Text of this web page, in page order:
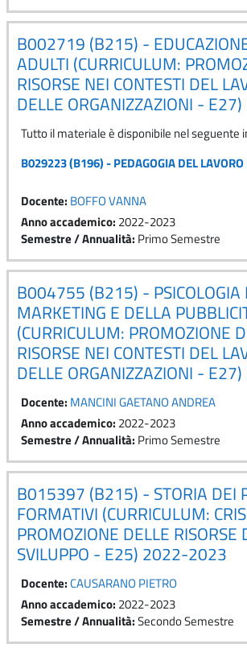
B002719 (B215) -
ADULTI (CURRICULUM:
RISORSE NEI CONTESTI DEL
DELLE ORGANIZZAZIONI -
Tutto il materiale è disponibile nel seguente
B029223 (B196) - PEDAGOGIA DEL
Docente: BOFFO VANNA
Anno accademico: 2022-2023
Semestre / Annualità: Primo Semestre
B004755 (B215) - PSICOLOGIA
MARKETING E DELLA
(CURRICULUM: PROMOZIONE
RISORSE NEI CONTESTI DEL
DELLE ORGANIZZAZIONI -
Docente: MANCINI GAETANO ANDREA
Anno accademico: 2022-2023
Semestre / Annualità: Primo Semestre
B015397 (B215) - STORIA DEI
FORMATIVI (CURRICULUM:
PROMOZIONE DELLE RISORSE
SVILUPPO - E25) 2022-2023
Docente:CAUSARANO PIETRO
Anno accademico: 2022-2023
Semestre / Annualità:Secondo Semestre